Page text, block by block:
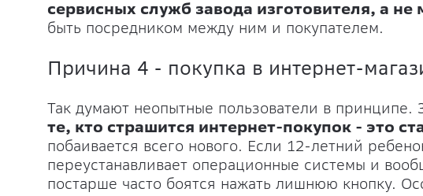
сервисных служб завода изготовителя, а не
быть посредником между ним и покупателем.
Причина 4 - покупка в интернет-
Так думают неопытные пользователи в принципе.
те, кто страшится интернет-покупок - это
побаивается всего нового. Если 12-летний
переустанавливает операционные системы и
постарше часто боятся нажать лишнюю кнопку.